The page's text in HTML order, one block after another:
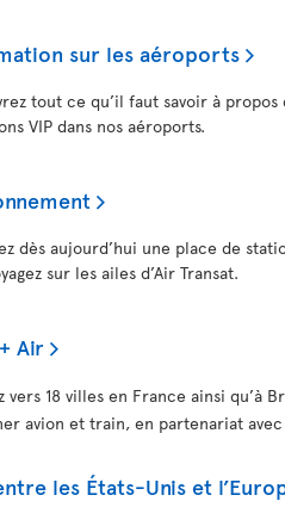
sur les aéroports
tout ce qu’il faut savoir à
VIP dans nos aéroports.
dès aujourd’hui une place de
sur les ailes d’Air Transat.
Air
vers 18 villes en France ainsi qu’à
avion et train, en partenariat avec
les États-Unis et